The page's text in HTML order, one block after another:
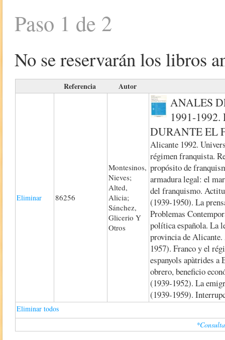
Paso 1 de 2
No se reservarán los libros
Referencia Autor
Eliminar 86256
Montesinos,
Nieves;
Alted,
Alicia;
Sánchez,
Glicerio Y
Otros
ANALES
1991-
DURANTE EL
Alicante 1992.
régimen franquista.
propósito de
armadura legal: el
del franquismo.
(1939-1950). La
Problemas
política española. La
provincia de
1957). Franco y el
espanyols apàtrides
obrero, beneficio
(1939-1952). La
(1939-1959).
Eliminar todos